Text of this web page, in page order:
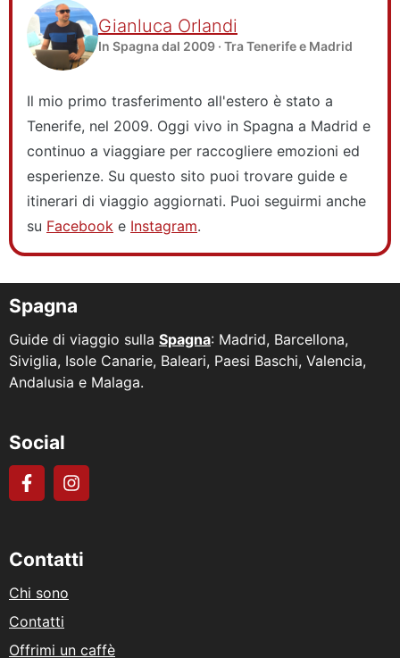
Gianluca Orlandi
In Spagna dal 2009 · Tra Tenerife e Madrid
Il mio primo trasferimento all'estero è stato a
Tenerife, nel 2009. Oggi vivo in Spagna a Madrid e
continuo a viaggiare per raccogliere emozioni ed
esperienze. Su questo sito puoi trovare guide e
itinerari di viaggio aggiornati. Puoi seguirmi anche
su Facebook e Instagram.
Spagna
Guide di viaggio sulla Spagna: Madrid, Barcellona,
Siviglia, Isole Canarie, Baleari, Paesi Baschi, Valencia,
Andalusia e Malaga.
Social
Contatti
Chi sono
Contatti
Offrimi un caffè